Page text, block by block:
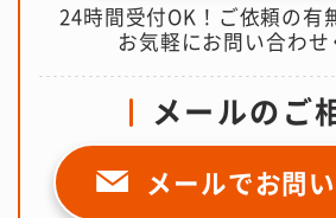
24時間受付OK！ご依頼の有
お気軽にお問い合わせ
メールのご
メールでお問